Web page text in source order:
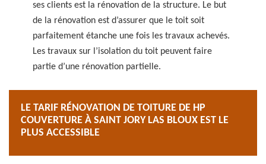
ses clients est la rénovation de la structure. Le but
de la rénovation est d’assurer que le toit soit
parfaitement étanche une fois les travaux achevés.
Les travaux sur l’isolation du toit peuvent faire
partie d’une rénovation partielle.
LE TARIF RÉNOVATION DE TOITURE DE HP
COUVERTURE À SAINT JORY LAS BLOUX EST LE
PLUS ACCESSIBLE